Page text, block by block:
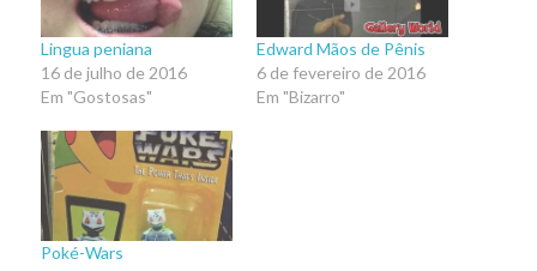
Lingua peniana
16 de julho de 2016
Em "Gostosas"
Edward Mãos de Pênis
6 de fevereiro de 2016
Em "Bizarro"
Poké-Wars